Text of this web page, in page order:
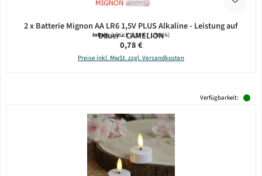
2 x Batterie Mignon AA LR6 1,5V PLUS Alkaline - Leistung auf
Dauer - CAMELION
Inhalt:2 Stück(0,39 € / 1 Stück)
Regulärer Preis:
0,78 €
Preise inkl. MwSt. zzgl. Versandkosten
Verfügbarkeit: